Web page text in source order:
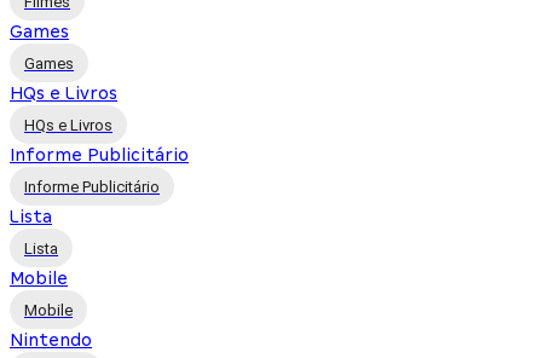
Games
Games
HQs e Livros
HQs e Livros
Informe Publicitário
Informe Publicitário
Lista
Lista
Mobile
Mobile
Nintendo